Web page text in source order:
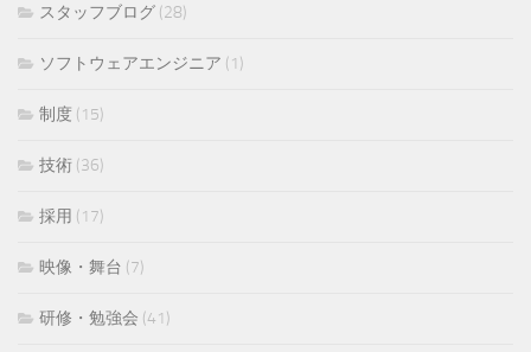
スタッフブログ (28)
ソフトウェアエンジニア (1)
制度 (15)
技術 (36)
採用 (17)
映像・舞台 (7)
研修・勉強会 (41)